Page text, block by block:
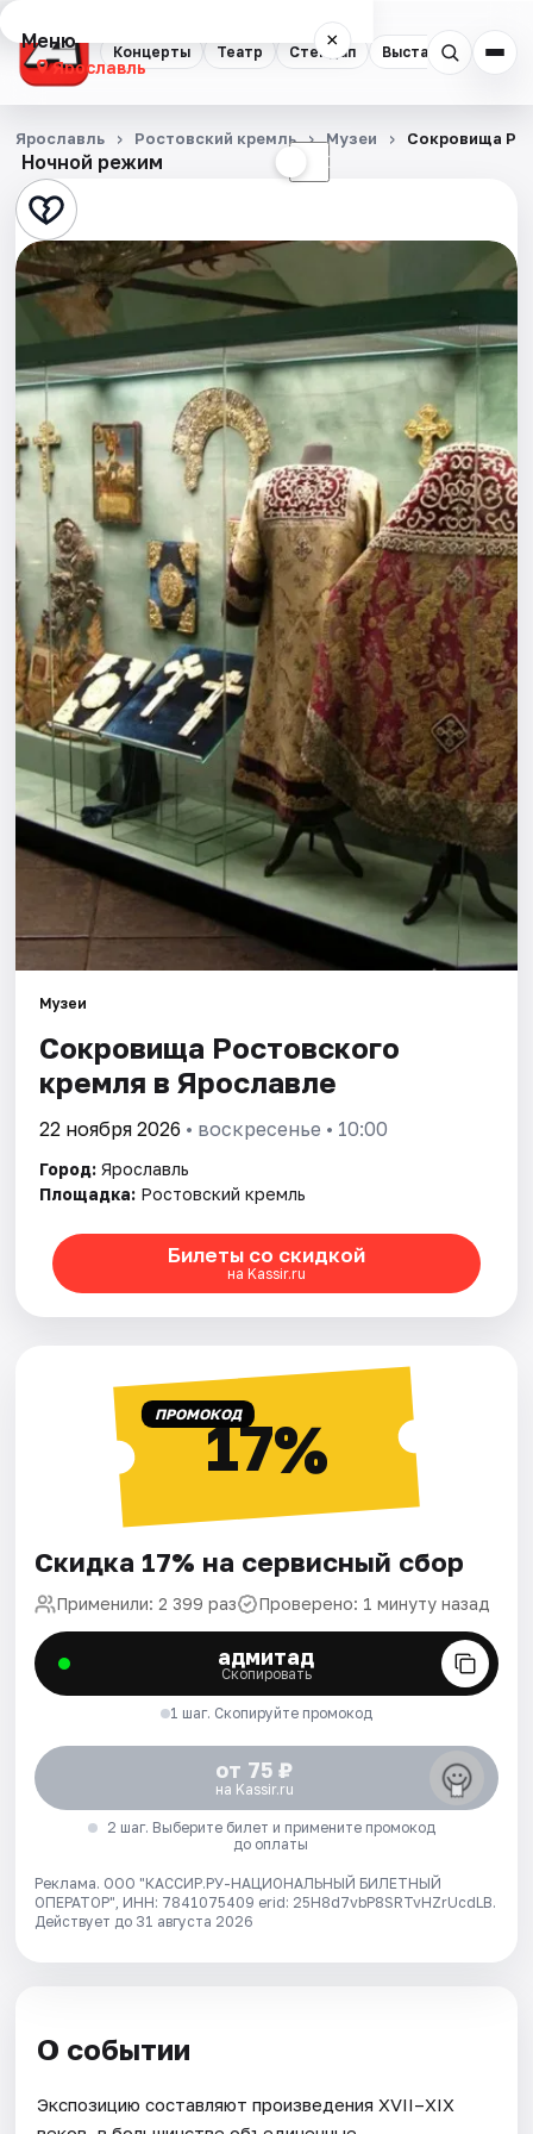
Концерты Театр Стендап Выставки
Меню ×
Ярославль
Концерты
Театр
Стендап
Выставки
Квесты
Экскурсии
События
Города
Площадки
Артисты
Рейтинги
Ночной режим ☾
Ярославль Ростовский кремль Музеи Сокровища
Музеи
Сокровища Ростовского
кремля в Ярославле
22 ноября 2026 • воскресенье • 10:00
Город: Ярославль
Площадка: Ростовский кремль
Билеты со скидкой
на Kassir.ru
ПРОМОКОД17%
Скидка 17% на сервисный сбор
Применили: 2 399 раз Проверено: 1 минуту назад
адмитад
Скопировать
1 шаг. Скопируйте промокод
от 75 ₽
на Kassir.ru
2 шаг. Выберите билет и примените промокод
до оплаты
Реклама. ООО "КАССИР.РУ-НАЦИОНАЛЬНЫЙ БИЛЕТНЫЙ
ОПЕРАТОР", ИНН: 7841075409 erid: 25H8d7vbP8SRTvHZrUcdLB.
Действует до 31 августа 2026
О событии
Экспозицию составляют произведения XVII–XIX